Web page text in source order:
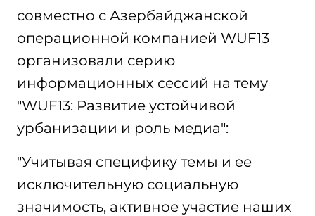
совместно с Азербайджанской
операционной компанией WUF13
организовали серию
информационных сессий на тему
"WUF13: Развитие устойчивой
урбанизации и роль медиа":
"Учитывая специфику темы и ее
исключительную социальную
значимость, активное участие наших